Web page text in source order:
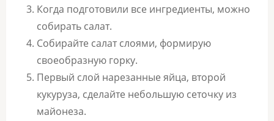
Когда подготовили все ингредиенты, можно
собирать салат.
Собирайте салат слоями, формирую
своеобразную горку.
Первый слой нарезанные яйца, второй
кукуруза, сделайте небольшую сеточку из
майонеза.